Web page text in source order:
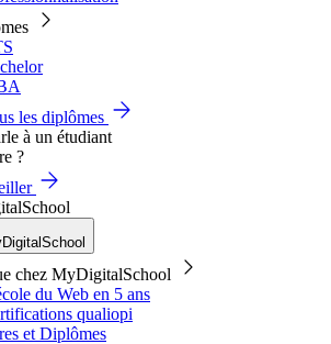
les diplômes
?
chez MyDigitalSchool
du Web en 5 ans
qualiopi
et Diplômes